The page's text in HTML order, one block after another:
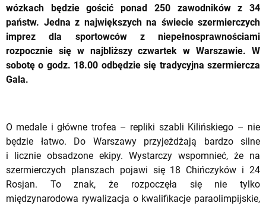
wózkach będzie gościć ponad 250 zawodników z 34
państw. Jedna z największych na świecie szermierczych
imprez dla sportowców z niepełnosprawnościami
rozpocznie się w najbliższy czwartek w Warszawie. W
sobotę o godz. 18.00 odbędzie się tradycyjna szermiercza
Gala.
O medale i główne trofea – repliki szabli Kilińskiego – nie
będzie łatwo. Do Warszawy przyjeżdżają bardzo silne
i licznie obsadzone ekipy. Wystarczy wspomnieć, że na
szermierczych planszach pojawi się 18 Chińczyków i 24
Rosjan. To znak, że rozpoczęła się nie tylko
międzynarodowa rywalizacja o kwalifikacje paraolimpijskie,